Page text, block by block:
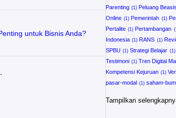
untuk Bisnis Anda?
Parenting
Peluang
Online
Pemerintah
Pertalite
Pertambangan
Indonesia
RANS
SPBU
Strategi Belajar
Testimoni
Tren Digital
Kompetensi Kejuruan
pasar-modal
saham-
Tampilkan